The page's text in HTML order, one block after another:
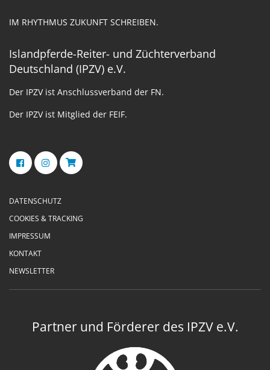
IM RHYTHMUS ZUKUNFT SCHREIBEN.
Islandpferde-Reiter- und Züchterverband
Deutschland (IPZV) e.V.
Der IPZV ist Anschlussverband der FN.
Der IPZV ist Mitglied der FEIF.
DATENSCHUTZ
COOKIES & TRACKING
IMPRESSUM
KONTAKT
NEWSLETTER
Partner und Förderer des IPZV e.V.